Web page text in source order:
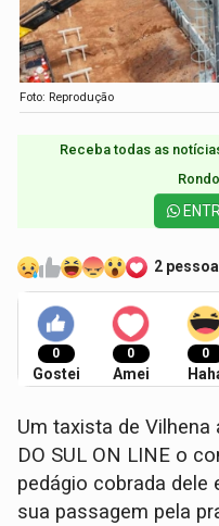
Foto: Reprodução
Receba todas as
2
0
Gostei
0
Amei
0
Um taxista de
DO SUL ON LINE o
pedágio cobrada dele
sua passagem pela